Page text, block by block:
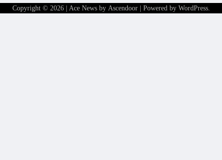
Copyright © 2026 | Ace News by Ascendoor| Powered by WordPress.